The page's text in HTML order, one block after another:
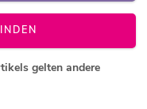
gelten andere